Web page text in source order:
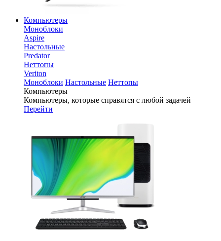
Компьютеры
Моноблоки
Aspire
Настольные
Predator
Неттопы
Veriton
Моноблоки Настольные Неттопы
Компьютеры
Компьютеры, которые справятся с любой задачей
Перейти